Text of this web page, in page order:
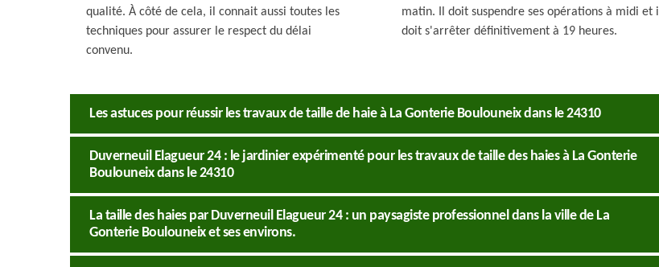
qualité. À côté de cela, il connait aussi toutes les
techniques pour assurer le respect du délai
convenu.
matin. Il doit suspendre ses opérations à midi et il
doit s'arrêter définitivement à 19 heures.
Les astuces pour réussir les travaux de taille de haie à La Gonterie Boulouneix dans le 24310
Duverneuil Elagueur 24 : le jardinier expérimenté pour les travaux de taille des haies à La Gonterie
Boulouneix dans le 24310
La taille des haies par Duverneuil Elagueur 24 : un paysagiste professionnel dans la ville de La
Gonterie Boulouneix et ses environs.